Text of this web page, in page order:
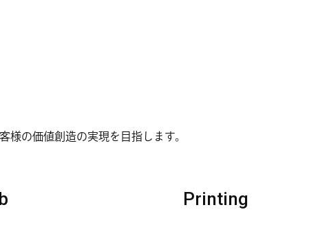
様の価値創造の実現を目指します。
Printing